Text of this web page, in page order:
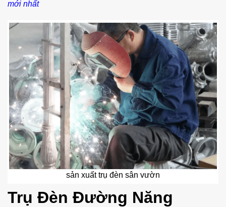
mới nhất
sản xuất trụ đèn sân vườn
Trụ Đèn Đường Năng